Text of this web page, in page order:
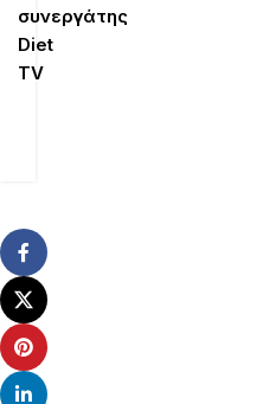
συνεργάτης
Diet
TV